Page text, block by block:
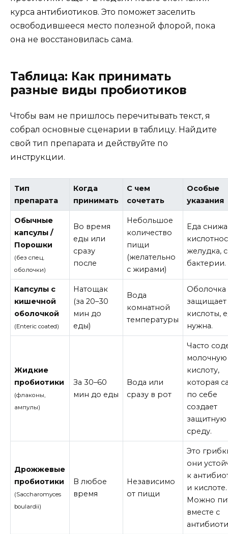
курса антибиотиков. Это поможет заселить
освободившееся место полезной флорой, пока
она не восстановилась сама.
Таблица: Как принимать
разные виды пробиотиков
Чтобы вам не пришлось перечитывать текст, я
собрал основные сценарии в таблицу. Найдите
свой тип препарата и действуйте по
инструкции.
Тип
препарата
Когда
принимать
С чем
сочетать
Особые
указания
Обычные
капсулы /
Порошки
(без спец.
оболочки)
Во время
еды или
сразу
после
Небольшое
количество
пищи
(желательно
с жирами)
Еда
желудка,
бактерии.
Капсулы с
кишечной
оболочкой
(Enteric coated)
Натощак
(за 20–30
мин до
еды)
Вода
комнатной
температуры
Оболочка
защищает
кислоты,
нужна.
Жидкие
пробиотики
(флаконы,
ампулы)
За 30–60
мин до еды
Вода или
сразу в рот
Часто
молочную
кислоту,
которая
по себе
создает
защитную
среду.
Дрожжевые
пробиотики
(Saccharomyces
boulardii)
В любое
время
Независимо
от пищи
Это
они
к
и кислоте.
Можно
вместе с